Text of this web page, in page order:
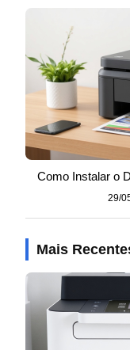
Como Instalar o
29/
Mais